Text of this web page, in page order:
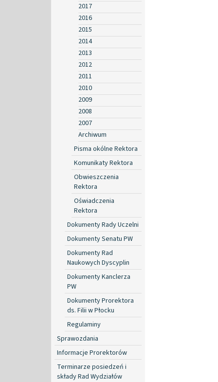
2017
2016
2015
2014
2013
2012
2011
2010
2009
2008
2007
Archiwum
Pisma okólne Rektora
Komunikaty Rektora
Obwieszczenia
Rektora
Oświadczenia
Rektora
Dokumenty Rady Uczelni
Dokumenty Senatu PW
Dokumenty Rad
Naukowych Dyscyplin
Dokumenty Kanclerza
PW
Dokumenty Prorektora
ds. Filii w Płocku
Regulaminy
Sprawozdania
Informacje Prorektorów
Terminarze posiedzeń i
składy Rad Wydziałów